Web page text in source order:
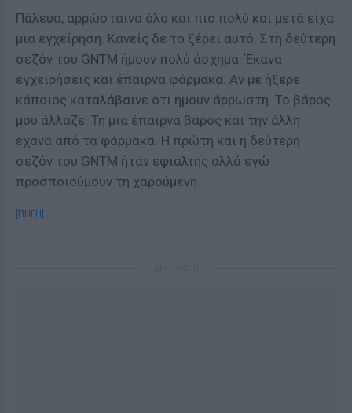
Πάλευα, αρρώσταινα όλο και πιο πολύ και μετά είχα
μια εγχείρηση. Κανείς δε το ξέρει αυτό. Στη δεύτερη
σεζόν του GNTM ήμουν πολύ άσχημα. Έκανα
εγχειρήσεις και έπαιρνα φάρμακα. Αν με ήξερε
κάποιος καταλάβαινε ότι ήμουν άρρωστη. Το βάρος
μου άλλαζε. Τη μια έπαιρνα βάρος και την άλλη
έχανα από τα φάρμακα. Η πρώτη και η δεύτερη
σεζόν του GNTM ήταν εφιάλτης αλλά εγώ
προσποιούμουν τη χαρούμενη.
[ΠΗΓΗ]